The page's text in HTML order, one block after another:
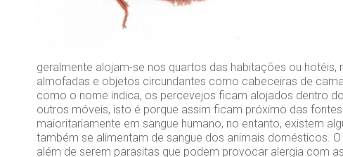
geralmente alojam-se nos quartos das habitações ou
almofadas e objetos circundantes como cabeceiras de
como o nome indica, os percevejos ficam alojados dentro
outros móveis, isto é porque assim ficam próximo das
maioritariamente em sangue humano, no entanto, existem
também se alimentam de sangue dos animais domésticos.
além de serem parasitas que podem provocar alergia com